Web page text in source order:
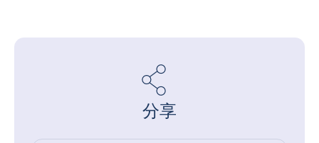
分享